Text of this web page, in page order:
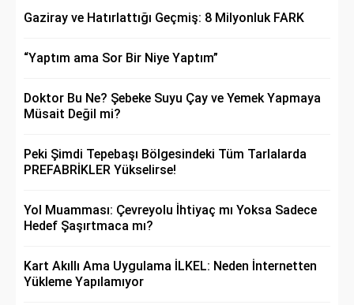
Gaziray ve Hatırlattığı Geçmiş: 8 Milyonluk FARK
“Yaptım ama Sor Bir Niye Yaptım”
Doktor Bu Ne? Şebeke Suyu Çay ve Yemek Yapmaya
Müsait Değil mi?
Peki Şimdi Tepebaşı Bölgesindeki Tüm Tarlalarda
PREFABRİKLER Yükselirse!
Yol Muamması: Çevreyolu İhtiyaç mı Yoksa Sadece
Hedef Şaşırtmaca mı?
Kart Akıllı Ama Uygulama İLKEL: Neden İnternetten
Yükleme Yapılamıyor